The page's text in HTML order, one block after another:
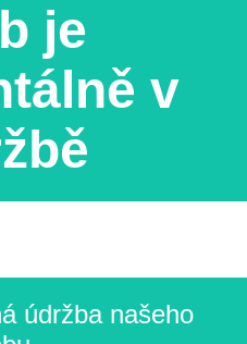
je
v
údržba našeho